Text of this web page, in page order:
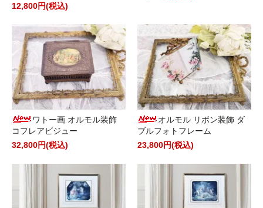
12,800円(税込)
ワトー画 オルモル装飾
コフレアビジュー
32,800円(税込)
オルモル リボン装飾 ダ
ブルフォトフレーム
23,800円(税込)